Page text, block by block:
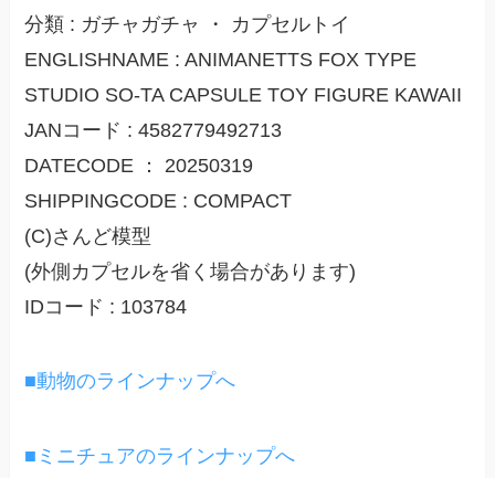
分類 : ガチャガチャ ・ カプセルトイ
ENGLISHNAME : ANIMANETTS FOX TYPE
STUDIO SO-TA CAPSULE TOY FIGURE KAWAII
JANコード : 4582779492713
DATECODE ： 20250319
SHIPPINGCODE : COMPACT
(C)さんど模型
(外側カプセルを省く場合があります)
IDコード : 103784
■動物のラインナップへ
■ミニチュアのラインナップへ